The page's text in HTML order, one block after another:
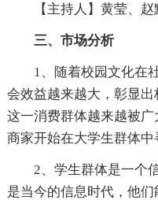
【主持人】黄莹、
三、市场分析
1、随着校园文化在
会效益越来越大，彰显
这一消费群体越来越被
商家开始在大学生群体中
2、学生群体是一个
是当今的信息时代，他